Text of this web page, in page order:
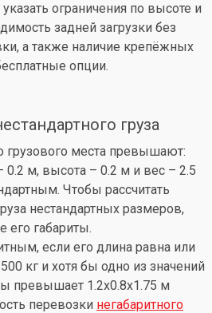
ограничения по высоте и
задней загрузки без
а также наличие крепёжных
опции.
груза
грузового места превышают:
м, высота – 0.2 м и вес – 2.5
Чтобы рассчитать
нестандартных размеров,
его габариты.
если его длина равна или
кг и хотя бы одно из значений
превышает 1.2x0.8x1.75 м
перевозки негабаритного